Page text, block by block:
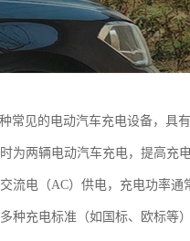
常见的电动汽车充电设备，具有
为两辆电动汽车充电，提高充
流电（AC）供电，充电功率通
种充电标准（如国标、欧标等